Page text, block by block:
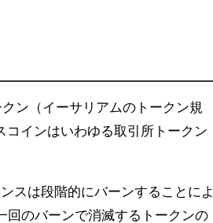
ン（イーサリアムのトークン規
インはいわゆる取引所トークン
スは段階的にバーンすることに
回のバーンで消滅するトークンの